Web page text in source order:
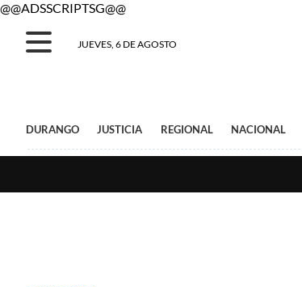
@@ADSSCRIPTSG@@
JUEVES, 6 DE AGOSTO
DURANGO JUSTICIA REGIONAL NACIONAL